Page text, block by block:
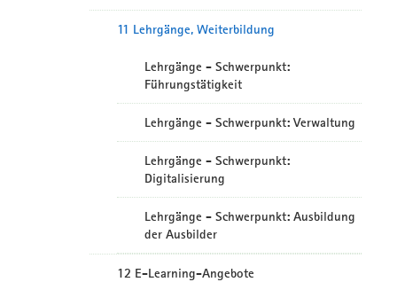
11 Lehrgänge, Weiterbildung
Lehrgänge - Schwerpunkt:
Führungstätigkeit
Lehrgänge - Schwerpunkt: Verwaltung
Lehrgänge - Schwerpunkt:
Digitalisierung
Lehrgänge - Schwerpunkt: Ausbildung
der Ausbilder
12 E-Learning-Angebote